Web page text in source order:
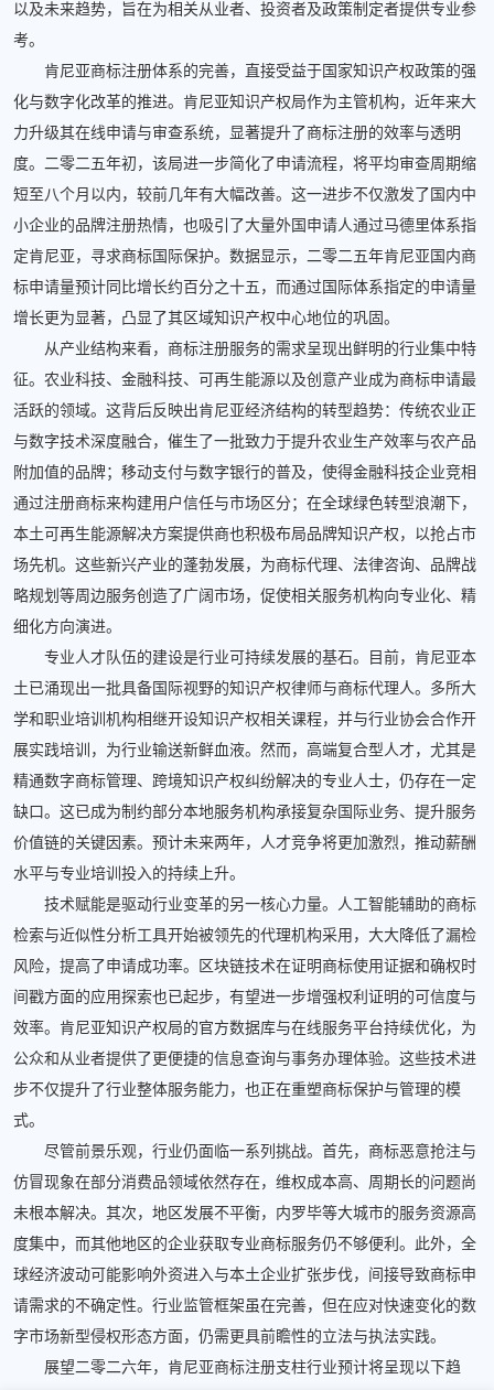
以及未来趋势，旨在为相关从业者、投资者及政策制定者提供专业参
考。
肯尼亚商标注册体系的完善，直接受益于国家知识产权政策的强
化与数字化改革的推进。肯尼亚知识产权局作为主管机构，近年来大
力升级其在线申请与审查系统，显著提升了商标注册的效率与透明
度。二零二五年初，该局进一步简化了申请流程，将平均审查周期缩
短至八个月以内，较前几年有大幅改善。这一进步不仅激发了国内中
小企业的品牌注册热情，也吸引了大量外国申请人通过马德里体系指
定肯尼亚，寻求商标国际保护。数据显示，二零二五年肯尼亚国内商
标申请量预计同比增长约百分之十五，而通过国际体系指定的申请量
增长更为显著，凸显了其区域知识产权中心地位的巩固。
从产业结构来看，商标注册服务的需求呈现出鲜明的行业集中特
征。农业科技、金融科技、可再生能源以及创意产业成为商标申请最
活跃的领域。这背后反映出肯尼亚经济结构的转型趋势：传统农业正
与数字技术深度融合，催生了一批致力于提升农业生产效率与农产品
附加值的品牌；移动支付与数字银行的普及，使得金融科技企业竞相
通过注册商标来构建用户信任与市场区分；在全球绿色转型浪潮下，
本土可再生能源解决方案提供商也积极布局品牌知识产权，以抢占市
场先机。这些新兴产业的蓬勃发展，为商标代理、法律咨询、品牌战
略规划等周边服务创造了广阔市场，促使相关服务机构向专业化、精
细化方向演进。
专业人才队伍的建设是行业可持续发展的基石。目前，肯尼亚本
土已涌现出一批具备国际视野的知识产权律师与商标代理人。多所大
学和职业培训机构相继开设知识产权相关课程，并与行业协会合作开
展实践培训，为行业输送新鲜血液。然而，高端复合型人才，尤其是
精通数字商标管理、跨境知识产权纠纷解决的专业人士，仍存在一定
缺口。这已成为制约部分本地服务机构承接复杂国际业务、提升服务
价值链的关键因素。预计未来两年，人才竞争将更加激烈，推动薪酬
水平与专业培训投入的持续上升。
技术赋能是驱动行业变革的另一核心力量。人工智能辅助的商标
检索与近似性分析工具开始被领先的代理机构采用，大大降低了漏检
风险，提高了申请成功率。区块链技术在证明商标使用证据和确权时
间戳方面的应用探索也已起步，有望进一步增强权利证明的可信度与
效率。肯尼亚知识产权局的官方数据库与在线服务平台持续优化，为
公众和从业者提供了更便捷的信息查询与事务办理体验。这些技术进
步不仅提升了行业整体服务能力，也正在重塑商标保护与管理的模
式。
尽管前景乐观，行业仍面临一系列挑战。首先，商标恶意抢注与
仿冒现象在部分消费品领域依然存在，维权成本高、周期长的问题尚
未根本解决。其次，地区发展不平衡，内罗毕等大城市的服务资源高
度集中，而其他地区的企业获取专业商标服务仍不够便利。此外，全
球经济波动可能影响外资进入与本土企业扩张步伐，间接导致商标申
请需求的不确定性。行业监管框架虽在完善，但在应对快速变化的数
字市场新型侵权形态方面，仍需更具前瞻性的立法与执法实践。
展望二零二六年，肯尼亚商标注册支柱行业预计将呈现以下趋